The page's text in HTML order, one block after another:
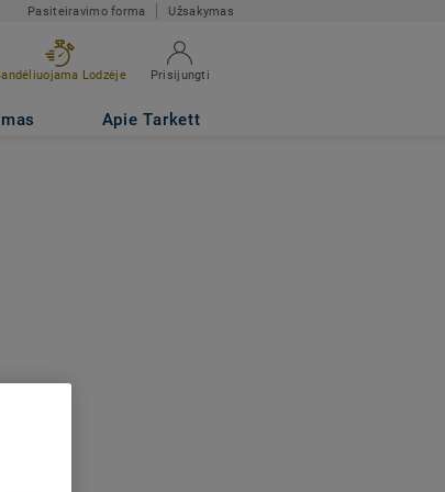
Pasiteiravimo forma Užsakymas
Lodzėje Prisijungti
Apie Tarkett